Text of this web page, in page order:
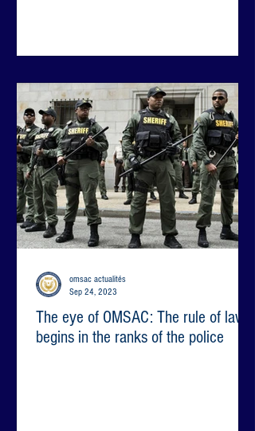
The eye of OMSAC: The rule of law
begins in the ranks of the police
omsac actualités
Sep 24, 2023